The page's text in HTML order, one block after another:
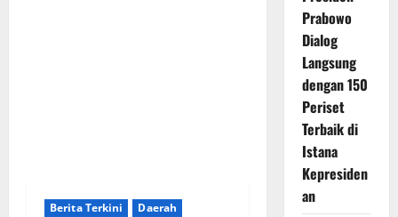
Berita Terkini
Daerah
Prabowo
Dialog
Langsung
dengan 150
Periset
Terbaik di
Istana
Kepresiden
an